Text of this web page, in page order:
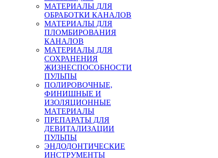
МАТЕРИАЛЫ ДЛЯ
ОБРАБОТКИ КАНАЛОВ
МАТЕРИАЛЫ ДЛЯ
ПЛОМБИРОВАНИЯ
КАНАЛОВ
МАТЕРИАЛЫ ДЛЯ
СОХРАНЕНИЯ
ЖИЗНЕСПОСОБНОСТИ
ПУЛЬПЫ
ПОЛИРОВОЧНЫЕ,
ФИНИШНЫЕ И
ИЗОЛЯЦИОННЫЕ
МАТЕРИАЛЫ
ПРЕПАРАТЫ ДЛЯ
ДЕВИТАЛИЗАЦИИ
ПУЛЬПЫ
ЭНДОДОНТИЧЕСКИЕ
ИНСТРУМЕНТЫ